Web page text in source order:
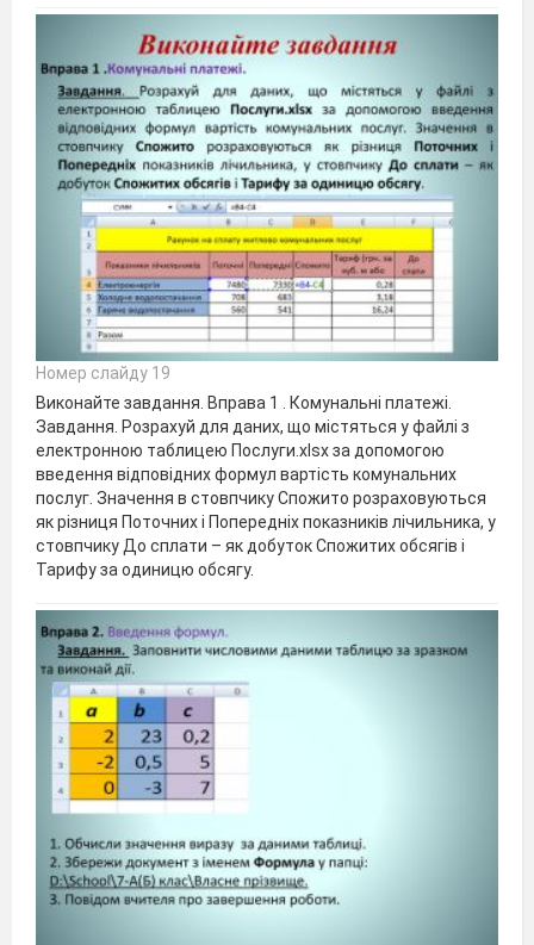
Номер слайду 19
Виконайте завдання. Вправа 1 . Комунальні платежі.
Завдання. Розрахуй для даних, що містяться у файлі з
електронною таблицею Послуги.xlsx за допомогою
введення відповідних формул вартість комунальних
послуг. Значення в стовпчику Спожито розраховуються
як різниця Поточних і Попередніх показників лічильника, у
стовпчику До сплати – як добуток Спожитих обсягів і
Тарифу за одиницю обсягу.